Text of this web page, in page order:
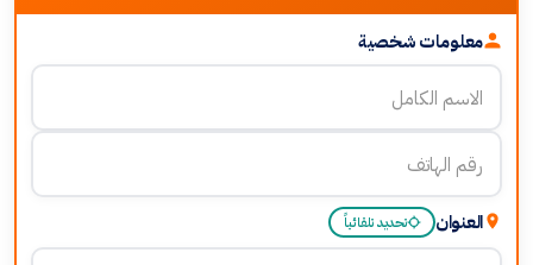
معلومات شخصية
العنوان تحديد تلقائياً